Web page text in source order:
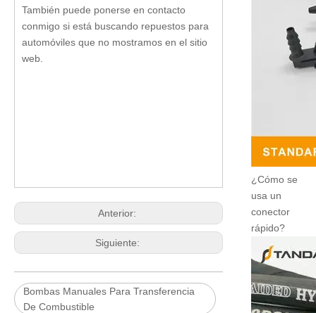
También puede ponerse en contacto
conmigo si está buscando repuestos para
automóviles que no mostramos en el sitio
web.
Anterior:
Siguiente:
Bombas Manuales Para Transferencia
De Combustible
¿Cómo se
usa un
conector
rápido?